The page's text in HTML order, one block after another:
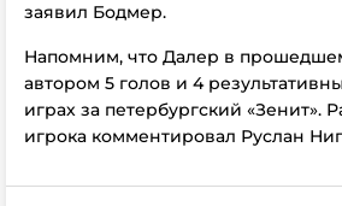
заявил Бодмер.
Напомним, что Далер в
автором 5 голов и 4
играх за петербургский «Зенит».
игрока комментировал Руслан